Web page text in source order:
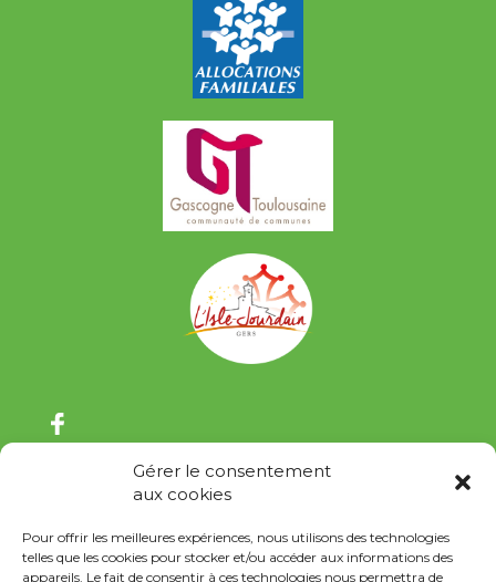
Gérer le consentement
aux cookies
Pour offrir les meilleures expériences, nous utilisons des technologies
telles que les cookies pour stocker et/ou accéder aux informations des
appareils. Le fait de consentir à ces technologies nous permettra de